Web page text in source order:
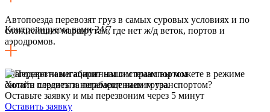
Автопоезда перевозят груз в самых суровых условиях и по
сложнейшим маршрутам, где нет ж/д веток, портов и
аэродромов.
Контролируема вами 24/7
Благодаря навигационным системам вы можете в режиме
онлайн следить за перемещением груза.
Хотите перевезти негабарит нашим транспортом?
Оставьте заявку и мы перезвоним через 5 минут
Оставить заявку